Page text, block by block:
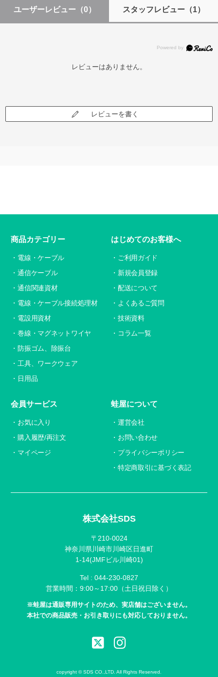
ユーザーレビュー （0） スタッフレビュー（1）
レビューはありません。
レビューを書く
株式会社SDS
〒210-0024
神奈川県川崎市川崎区日進町
1-14(JMFビル川崎01)
Tel : 044-230-0827
営業時間：9:00～17:00（土日祝日除く）
※蛙屋は通販専用サイトのため、実店舗はございません。
本社での商品販売・お引き取りにも対応しておりません。
商品カテゴリー
電線・ケーブル
通信ケーブル
通信関連資材
電線・ケーブル接続処理材
電設用資材
巻線・マグネットワイヤ
防振ゴム、除振台
工具、ワークウェア
日用品
はじめてのお客様へ
ご利用ガイド
新規会員登録
配送について
よくあるご質問
技術資料
コラム一覧
会員サービス
お気に入り
購入履歴/再注文
マイページ
蛙屋について
運営会社
お問い合わせ
プライバシーポリシー
特定商取引に基づく表記
copyright © SDS CO.,LTD. All Rights Reserved.